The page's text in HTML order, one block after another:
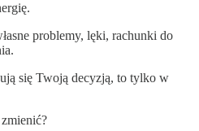
problemy, lęki, rachunki do
się Twoją decyzją, to tylko w